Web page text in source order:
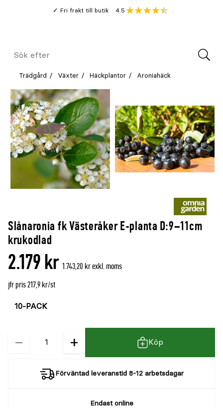
Fri frakt till butik
Genomsnitt
4.5
Meny
Sök
Trädgård Växter Häckplantor Aroniahäck
Slånaronia fk Västeråker E-planta D:9–11cm
krukodlad
2.179 kr 1.743,20 kr exkl. moms
jfr pris 217,9 kr/st
− + Köp
Förväntad leveranstid 8-12 arbetsdagar
Endast online